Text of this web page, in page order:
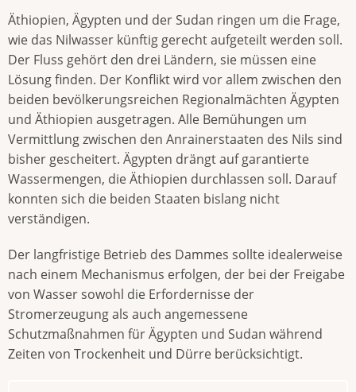
Äthiopien, Ägypten und der Sudan ringen um die Frage,
wie das Nilwasser künftig gerecht aufgeteilt werden soll.
Der Fluss gehört den drei Ländern, sie müssen eine
Lösung finden. Der Konflikt wird vor allem zwischen den
beiden bevölkerungsreichen Regionalmächten Ägypten
und Äthiopien ausgetragen. Alle Bemühungen um
Vermittlung zwischen den Anrainerstaaten des Nils sind
bisher gescheitert. Ägypten drängt auf garantierte
Wassermengen, die Äthiopien durchlassen soll. Darauf
konnten sich die beiden Staaten bislang nicht
verständigen.
Der langfristige Betrieb des Dammes sollte idealerweise
nach einem Mechanismus erfolgen, der bei der Freigabe
von Wasser sowohl die Erfordernisse der
Stromerzeugung als auch angemessene
Schutzmaßnahmen für Ägypten und Sudan während
Zeiten von Trockenheit und Dürre berücksichtigt.